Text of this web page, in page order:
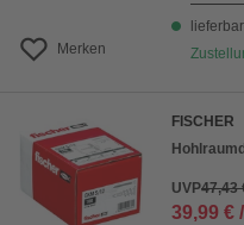
Merken
lieferbar
FISCHER
UVP47,43
39,99 €